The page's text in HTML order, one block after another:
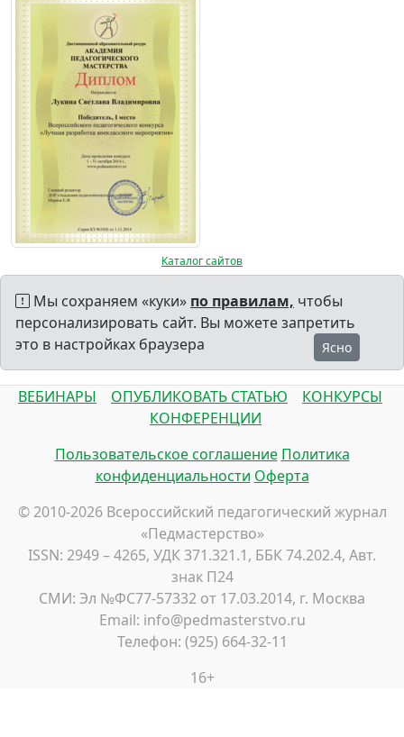
Каталог сайтов
Мы сохраняем «куки» по правилам, чтобы
персонализировать сайт. Вы можете запретить
это в настройках браузера
Ясно
ВЕБИНАРЫ ОПУБЛИКОВАТЬ СТАТЬЮ
КОНКУРСЫ
КОНФЕРЕНЦИИ
Пользовательское соглашение Политика
конфиденциальности Оферта
© 2010-2026 Всероссийский педагогический журнал
«Педмастерство»
ISSN: 2949 – 4265, УДК 371.321.1, ББК 74.202.4, Авт.
знак П24
СМИ: Эл №ФС77-57332 от 17.03.2014, г. Москва
Email: info@pedmasterstvo.ru
Телефон: (925) 664-32-11
16+